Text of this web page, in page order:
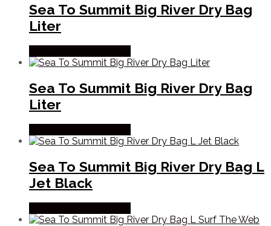
Sea To Summit Big River Dry Bag
Liter
Sea To Summit Big River Dry Bag
Liter
Sea To Summit Big River Dry Bag L
Jet Black